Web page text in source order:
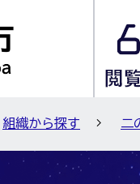
組織から探す 二